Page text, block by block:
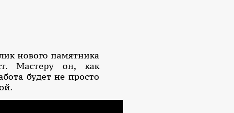
нового памятника
Мастеру он, как
будет не просто